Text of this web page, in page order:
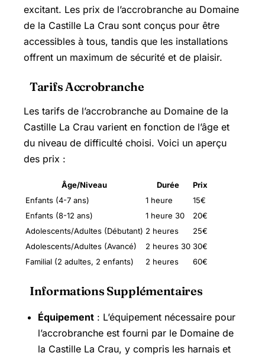
excitant. Les prix de l’accrobranche au Domaine
de la Castille La Crau sont conçus pour être
accessibles à tous, tandis que les installations
offrent un maximum de sécurité et de plaisir.
Tarifs Accrobranche
Les tarifs de l’accrobranche au Domaine de la
Castille La Crau varient en fonction de l’âge et
du niveau de difficulté choisi. Voici un aperçu
des prix :
Âge/Niveau Durée
Prix
Enfants (4-7 ans)
1 heure
15€
Enfants (8-12 ans)
1 heure 30
20€
Adolescents/Adultes (Débutant) 2 heures
25€
Adolescents/Adultes (Avancé)
2 heures 30 30€
Familial (2 adultes, 2 enfants)
2 heures 60€
Informations Supplémentaires
Équipement : L’équipement nécessaire pour
l’accrobranche est fourni par le Domaine de
la Castille La Crau, y compris les harnais et